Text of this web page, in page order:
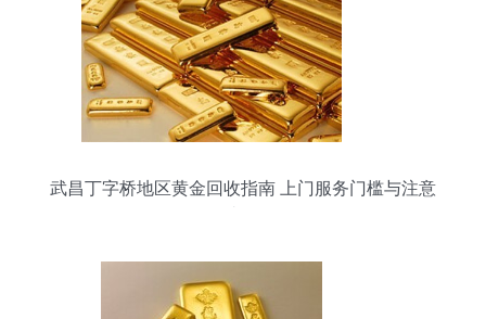
武昌丁字桥地区黄金回收指南 上门服务门槛与注意